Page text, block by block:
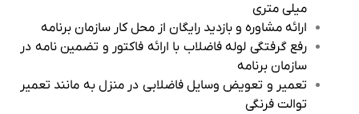
میلی متری
ارائه مشاوره و بازدید رایگان از محل کار سازمان برنامه
رفع گرفتگی لوله فاضلاب با ارائه فاکتور و تضمین نامه در
سازمان برنامه
تعمیر و تعویض وسایل فاضلابی در منزل به مانند تعمیر
توالت فرنگی